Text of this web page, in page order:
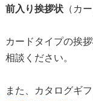
前入り挨拶状（カ
カードタイプの挨
相談ください。
また、カタログギ